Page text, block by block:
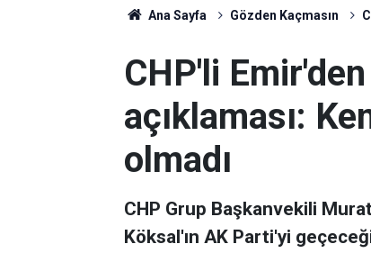
Ana Sayfa Gözden Kaçmasın
CHP'li
açıklaması:
olmadı
CHP Grup Başkanvekili
Köksal'ın AK Parti'yi